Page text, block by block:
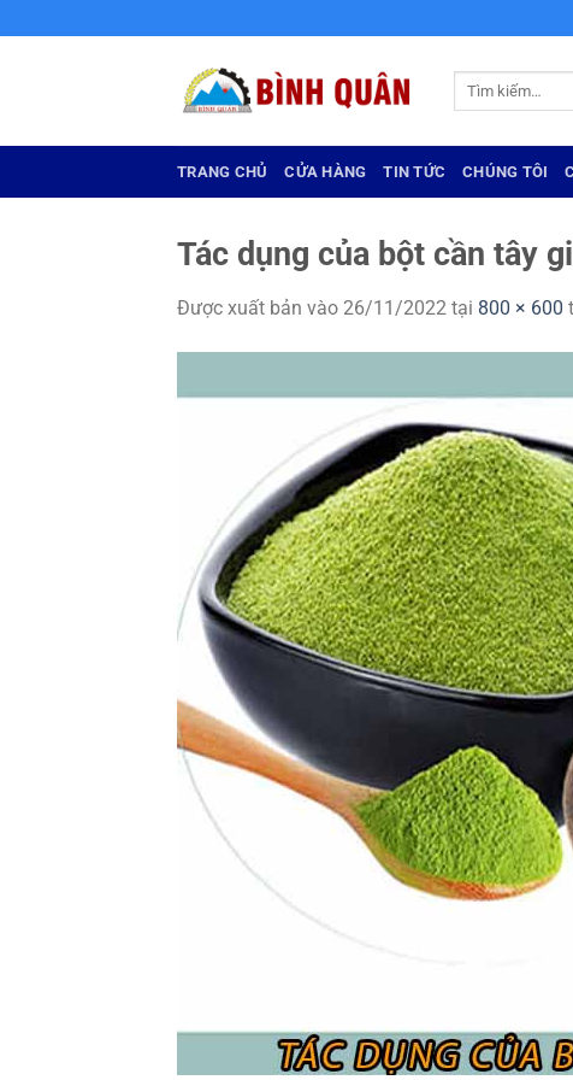
qua
TRANG CHỦ CỬA HÀNG TIN TỨC CHÚNG TÔI
Tác dụng của bột cần tây
Được xuất bản vào 26/11/2022 tại 800 × 600